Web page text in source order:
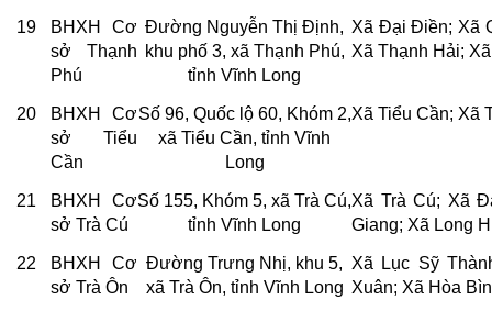
19
BHXH Cơ
sở Thạnh
Phú
Đường Nguyễn Thị Định,
khu phố 3, xã Thạnh Phú,
tỉnh Vĩnh Long
Xã Đại Điền; Xã
Xã Thạnh Hải;
20
BHXH Cơ
sở Tiểu
Cần
Số 96, Quốc lộ 60, Khóm 2,
xã Tiểu Cần, tỉnh Vĩnh
Long
Xã Tiểu Cần; Xã
21
BHXH Cơ
sở Trà Cú
Số 155, Khóm 5, xã Trà Cú,
tỉnh Vĩnh Long
Xã Trà Cú; Xã
Giang; Xã Long
22
BHXH Cơ
sở Trà Ôn
Đường Trưng Nhị, khu 5,
xã Trà Ôn, tỉnh Vĩnh Long
Xã Lục Sỹ
Xuân; Xã Hòa